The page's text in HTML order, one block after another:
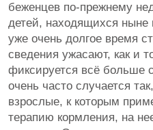
беженцев по-прежнему
детей, находящихся ныне
уже очень долгое время
сведения ужасают, как и
фиксируется всё больше
очень часто случается
взрослые, к которым
терапию кормления, на